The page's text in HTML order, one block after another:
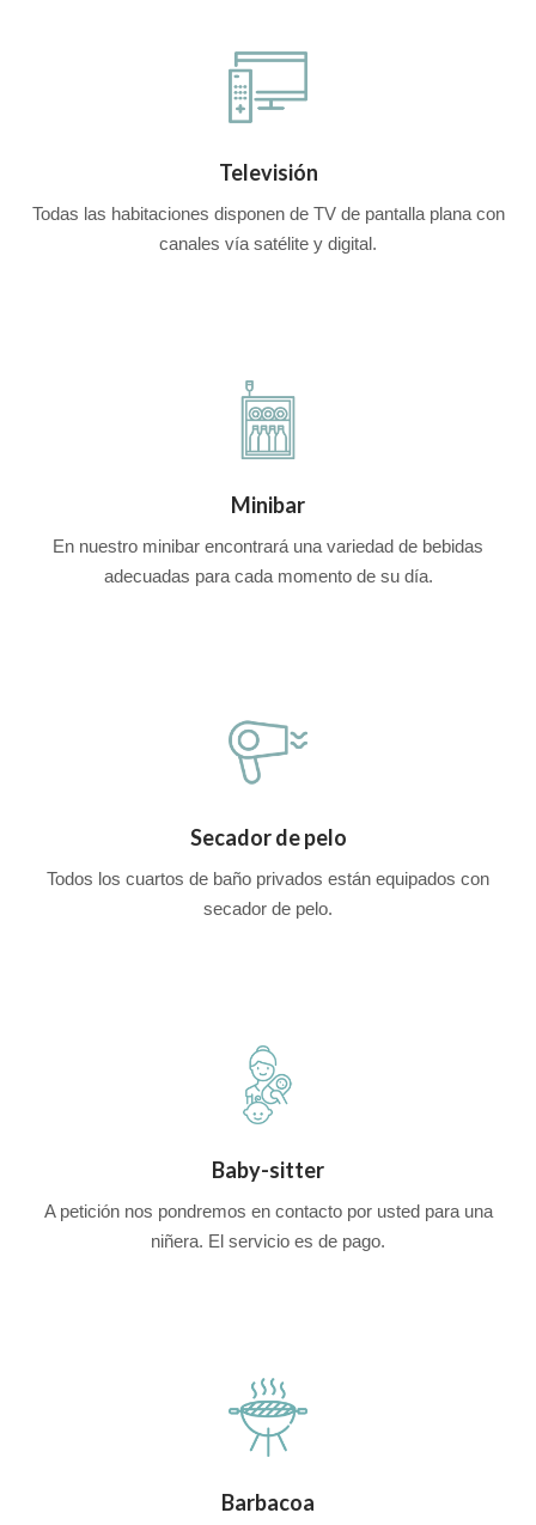
Televisión
Todas las habitaciones disponen de TV de pantalla plana con
canales vía satélite y digital.
Minibar
En nuestro minibar encontrará una variedad de bebidas
adecuadas para cada momento de su día.
Secador de pelo
Todos los cuartos de baño privados están equipados con
secador de pelo.
Baby-sitter
A petición nos pondremos en contacto por usted para una
niñera. El servicio es de pago.
Barbacoa